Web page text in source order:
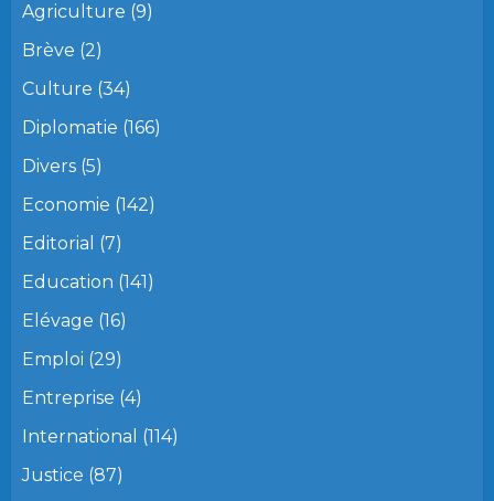
Agriculture (9)
Brève (2)
Culture (34)
Diplomatie (166)
Divers (5)
Economie (142)
Editorial (7)
Education (141)
Elévage (16)
Emploi (29)
Entreprise (4)
International (114)
Justice (87)